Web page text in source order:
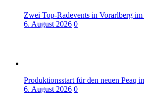
Zwei Top-Radevents in Vorarlberg
6. August 2026 0
Produktionsstart für den neuen Peaq
6. August 2026 0